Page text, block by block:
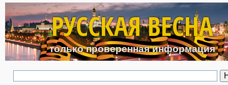
Перейти к основному
РУССКАЯ ВЕСНА
только проверенная информация